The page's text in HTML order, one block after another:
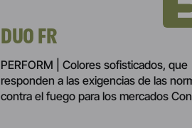
DUO FR
PERFORM | Colores sofisticados, que
responden a las exigencias de las
contra el fuego para los mercados